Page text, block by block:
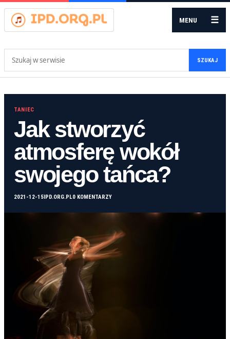
MENU ☰
SZUKAJ
TANIEC
Jak stworzyć
atmosferę wokół
swojego tańca?
2021-12-15 IPD.ORG.PL0 KOMENTARZY